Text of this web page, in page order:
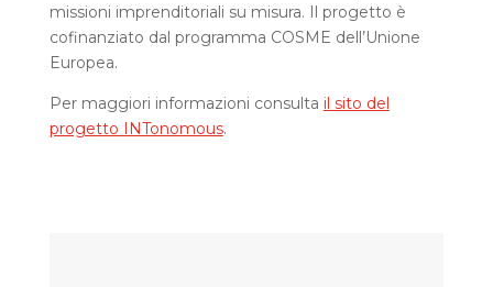
missioni imprenditoriali su misura. Il progetto è
cofinanziato dal programma COSME dell’Unione
Europea.
Per maggiori informazioni consulta il sito del
progetto INTonomous.